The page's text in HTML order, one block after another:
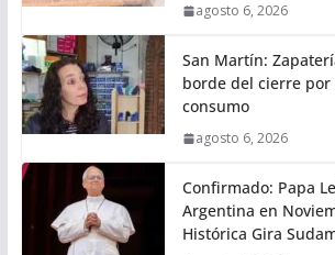
agosto 6, 2026
San Martín:
borde del cierre por
consumo
agosto 6, 2026
Confirmado: Papa
Argentina en
Histórica Gira